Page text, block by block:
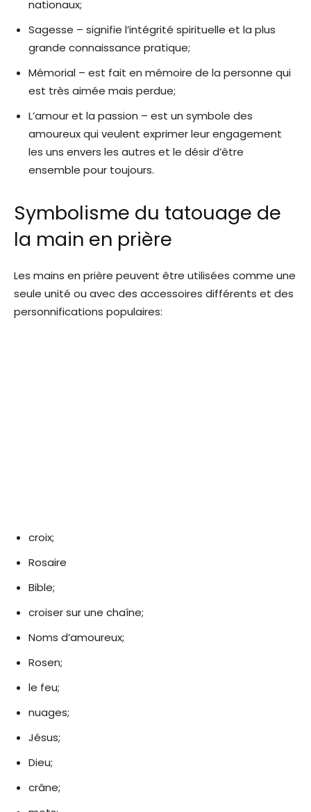
nationaux;
Sagesse – signifie l’intégrité spirituelle et la plus
grande connaissance pratique;
Mémorial – est fait en mémoire de la personne qui
est très aimée mais perdue;
L’amour et la passion – est un symbole des
amoureux qui veulent exprimer leur engagement
les uns envers les autres et le désir d’être
ensemble pour toujours.
Symbolisme du tatouage de
la main en prière
Les mains en prière peuvent être utilisées comme une
seule unité ou avec des accessoires différents et des
personnifications populaires:
croix;
Rosaire
Bible;
croiser sur une chaîne;
Noms d’amoureux;
Rosen;
le feu;
nuages;
Jésus;
Dieu;
crâne;